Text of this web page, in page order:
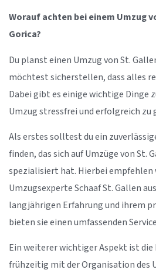
Worauf achten bei einem Umzug
Gorica?
Du planst einen Umzug von St.
möchtest sicherstellen, dass alles
Dabei gibt es einige wichtige Dinge
Umzug stressfrei und erfolgreich zu
Als erstes solltest du ein
finden, das sich auf Umzüge von St.
spezialisiert hat. Hierbei empfehlen
Umzugsexperte Schaaf St. Gallen
langjährigen Erfahrung und ihrem
bieten sie einen umfassenden
Ein weiterer wichtiger Aspekt ist die
frühzeitig mit der Organisation des